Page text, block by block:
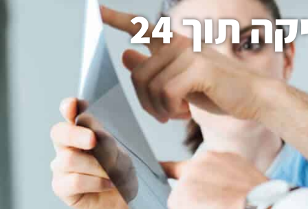
רדיולוג פרטי מהיום להיום: בדיקה תוך 24